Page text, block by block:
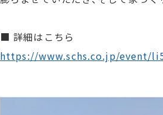
■ 詳細はこちら
https://www.schs.co.jp/event/